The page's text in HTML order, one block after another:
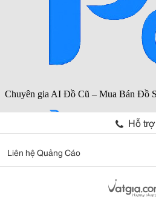
Hỗ trợ
Liên hệ Quảng Cáo